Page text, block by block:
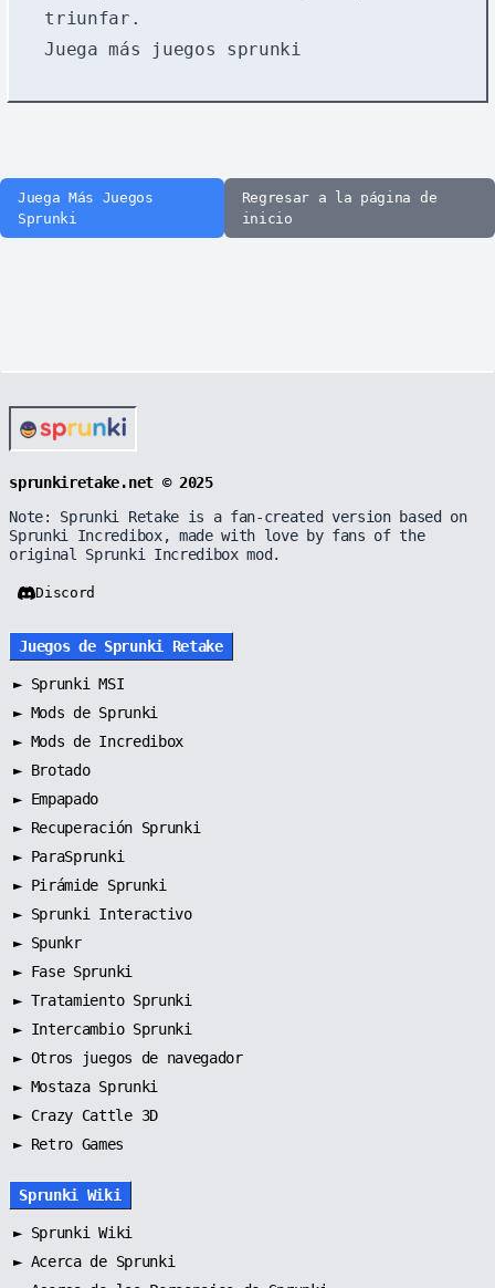
triunfar.
Juega más juegos sprunki
Juega Más Juegos
Sprunki
Regresar a la página de
inicio
sprunkiretake.net © 2025
Note: Sprunki Retake is a fan-created version based on
Sprunki Incredibox, made with love by fans of the
original Sprunki Incredibox mod.
Discord
Juegos de Sprunki Retake
► Sprunki MSI
► Mods de Sprunki
► Mods de Incredibox
► Brotado
► Empapado
► Recuperación Sprunki
► ParaSprunki
► Pirámide Sprunki
► Sprunki Interactivo
► Spunkr
► Fase Sprunki
► Tratamiento Sprunki
► Intercambio Sprunki
► Otros juegos de navegador
► Mostaza Sprunki
► Crazy Cattle 3D
► Retro Games
Sprunki Wiki
► Sprunki Wiki
► Acerca de Sprunki